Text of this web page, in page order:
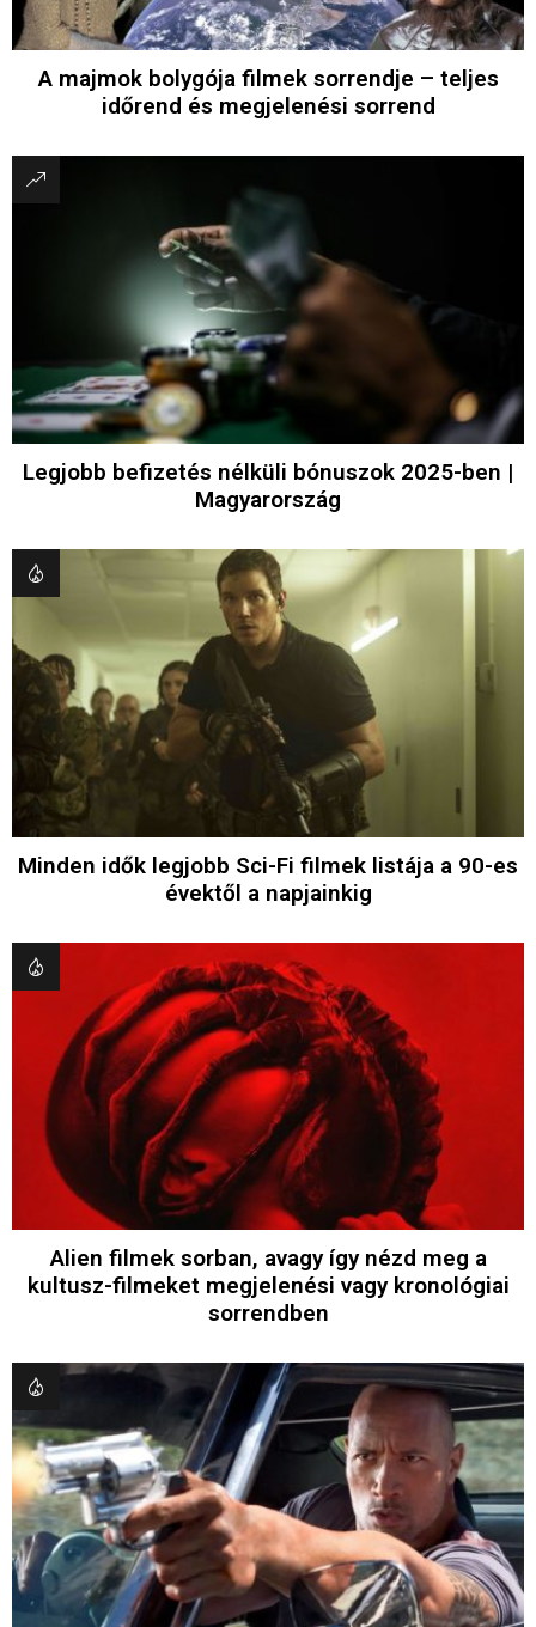
A majmok bolygója filmek sorrendje – teljes
időrend és megjelenési sorrend
Legjobb befizetés nélküli bónuszok 2025-ben |
Magyarország
Minden idők legjobb Sci-Fi filmek listája a 90-es
évektől a napjainkig
Alien filmek sorban, avagy így nézd meg a
kultusz-filmeket megjelenési vagy kronológiai
sorrendben